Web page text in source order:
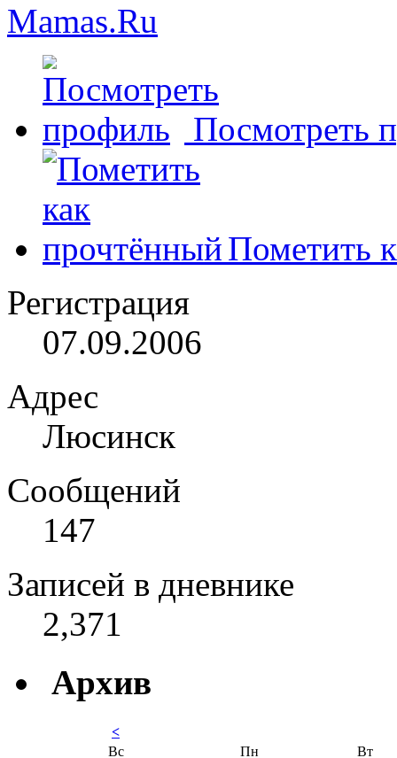
Mamas.Ru
Посмотреть
Пометить
Регистрация
07.09.2006
Адрес
Люсинск
Сообщений
147
Записей в дневнике
2,371
Архив
<
Вс
Пн Вт